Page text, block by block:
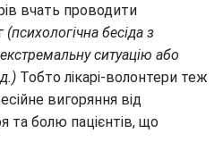
вчать проводити
(психологічна бесіда з
ситуацію або
Тобто лікарі-волонтери теж
вигоряння від
та болю пацієнтів, що